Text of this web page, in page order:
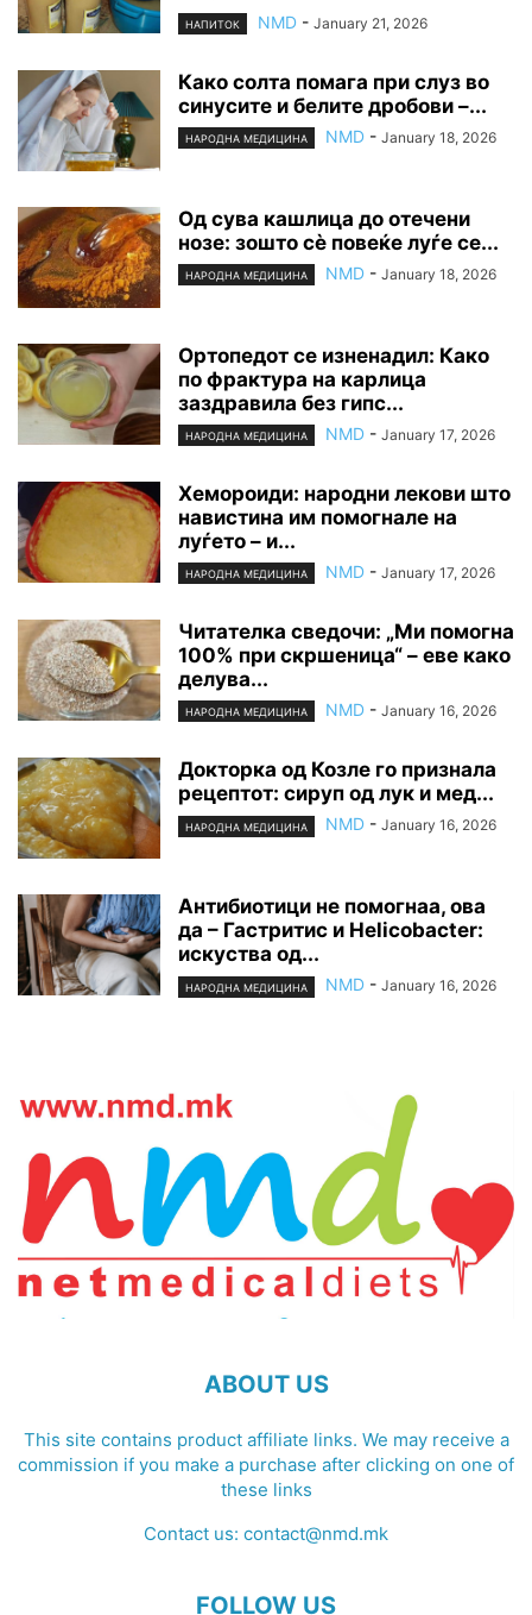
НАПИТОК NMD - January 21, 2026
Како солта помага при слуз во
синусите и белите дробови –...
НАРОДНА МЕДИЦИНА NMD - January 18, 2026
Од сува кашлица до отечени
нозе: зошто сè повеќе луѓе се...
НАРОДНА МЕДИЦИНА NMD - January 18, 2026
Ортопедот се изненадил: Како
по фрактура на карлица
заздравила без гипс...
НАРОДНА МЕДИЦИНА NMD - January 17, 2026
Хемороиди: народни лекови што
навистина им помогнале на
луѓето – и...
НАРОДНА МЕДИЦИНА NMD - January 17, 2026
Читателка сведочи: „Ми помогна
100% при скршеница“ – еве како
делува...
НАРОДНА МЕДИЦИНА NMD - January 16, 2026
Докторка од Козле го признала
рецептот: сируп од лук и мед...
НАРОДНА МЕДИЦИНА NMD - January 16, 2026
Антибиотици не помогнаа, ова
да – Гастритис и Helicobacter:
искуства од...
НАРОДНА МЕДИЦИНА NMD - January 16, 2026
ABOUT US
This site contains product affiliate links. We may receive a
commission if you make a purchase after clicking on one of
these links
Contact us: contact@nmd.mk
FOLLOW US